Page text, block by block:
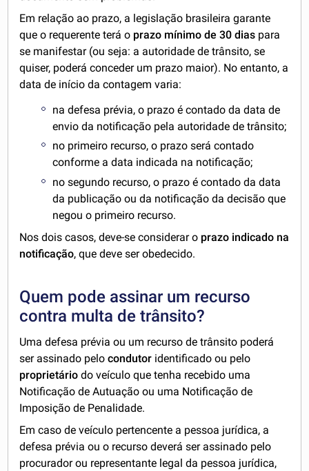
Em relação ao prazo, a legislação brasileira garante
que o requerente terá o prazo mínimo de 30 dias para
se manifestar (ou seja: a autoridade de trânsito, se
quiser, poderá conceder um prazo maior). No entanto, a
data de início da contagem varia:
na defesa prévia, o prazo é contado da data de
envio da notificação pela autoridade de trânsito;
no primeiro recurso, o prazo será contado
conforme a data indicada na notificação;
no segundo recurso, o prazo é contado da data
da publicação ou da notificação da decisão que
negou o primeiro recurso.
Nos dois casos, deve-se considerar o prazo indicado na
notificação, que deve ser obedecido.
Quem pode assinar um recurso
contra multa de trânsito?
Uma defesa prévia ou um recurso de trânsito poderá
ser assinado pelocondutor identificado ou pelo
proprietáriodo veículo que tenha recebido uma
Notificação de Autuação ou uma Notificação de
Imposição de Penalidade.
Em caso de veículo pertencente a pessoa jurídica, a
defesa prévia ou o recurso deverá ser assinado pelo
procurador ou representante legal da pessoa jurídica,